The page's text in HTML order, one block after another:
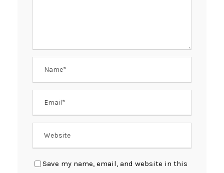
Save my name, email, and website in this